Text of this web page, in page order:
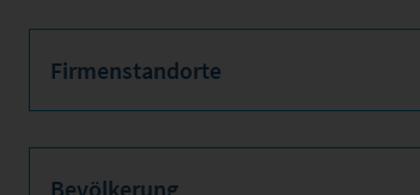
Firmenstandorte
Bevölkerung